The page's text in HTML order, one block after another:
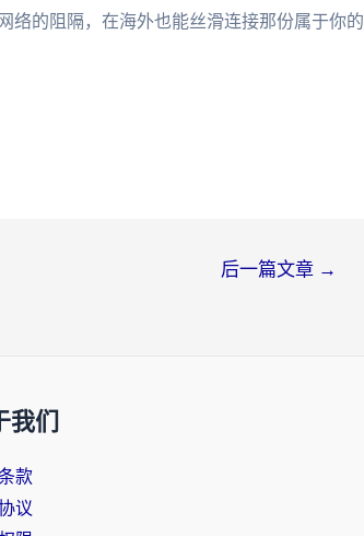
络的阻隔，在海外也能丝滑连接那份属于你的
后一篇文章 →
我们
款
议